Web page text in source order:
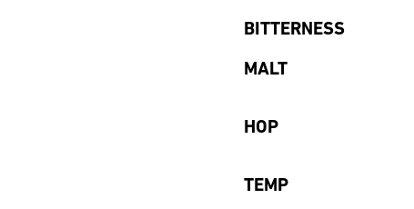
BITTERNESS
MALT
HOP
TEMP